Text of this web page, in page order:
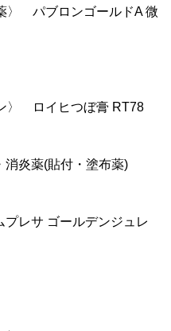
パブロンゴールドA 微
〉 ロイヒつぼ膏 RT78
薬(貼付・塗布薬)
ールデンジュレ